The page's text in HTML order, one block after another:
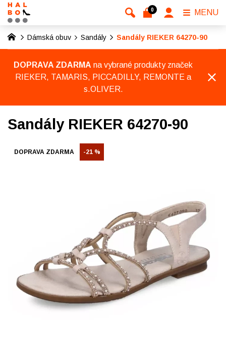
Dámská obuv Sandály Sandály RIEKER 64270-90
DOPRAVA ZDARMA na vybrané produkty značek
RIEKER, TAMARIS, PICCADILLY, REMONTE a
s.OLIVER.
Sandály RIEKER 64270-90
DOPRAVA ZDARMA -21 %
0 MENU